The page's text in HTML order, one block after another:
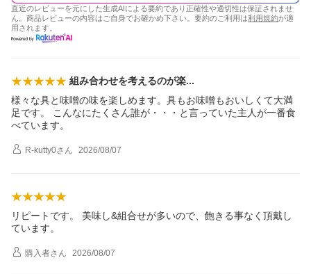
直近のレビューを元にした生成AIによる要約であり正確性や適切性は保証されませ
ん。商品レビューの内容はご自身でお確かめ下さい。要約のご利用は利用規約が適
用されます。
組み合わせを考えるのが楽
様々な具と味噌の味を楽しめます。具もお味噌もおいしくて大満
足です。 こんなにたくさん誰が・・・と言っていた主人が一番食
べています。
R-kutty0さん 2026/08/07
リピートです。 美味し&組合せが多いので、飽きる事なく頂戴し
ています。
購入者さん 2026/08/07